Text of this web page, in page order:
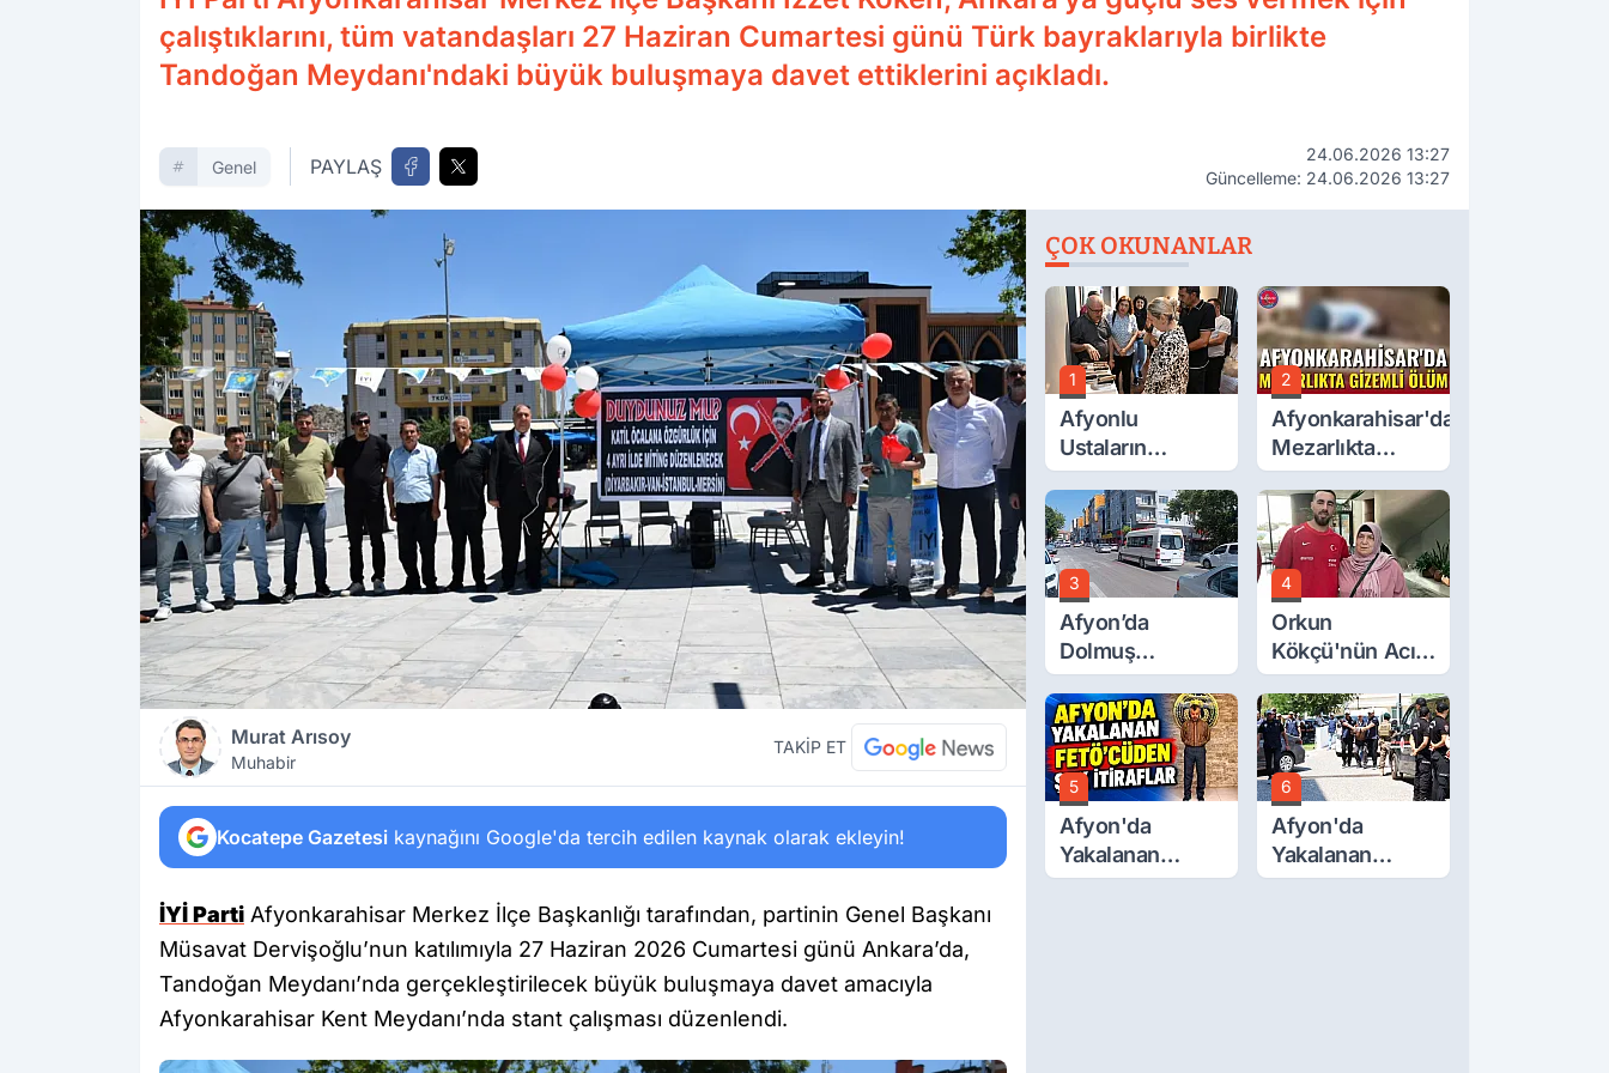
çalıştıklarını, tüm vatandaşları 27 Haziran Cumartesi günü Türk bayraklarıyla birlikte
Tandoğan Meydanı'ndaki büyük buluşmaya davet ettiklerini açıkladı.
Genel PAYLAŞ
24.06.2026 13:27
Güncelleme: 24.06.2026 13:27
Murat Arısoy
Muhabir
TAKİP ET
Kocatepe Gazetesi kaynağını Google'da tercih edilen kaynak olarak ekleyin!
İYİ Parti Afyonkarahisar Merkez İlçe Başkanlığı tarafından, partinin Genel Başkanı
Müsavat Dervişoğlu’nun katılımıyla 27 Haziran 2026 Cumartesi günü Ankara’da,
Tandoğan Meydanı’nda gerçekleştirilecek büyük buluşmaya davet amacıyla
Afyonkarahisar Kent Meydanı’nda stant çalışması düzenlendi.
ÇOK OKUNANLAR
1
Afyonlu
Ustaların
Eserleri
Görücüye Çıktı
2
Afyonkarahisar'da
Mezarlıkta
Gizemli Ölüm
3
Afyon’da
Dolmuş
Ücretlerine
Yüzde 40 Zam
Talebi
4
Orkun
Kökçü'nün Acı
Günü... Cenaze
Namazı
Emirdağ'da
5
Afyon'da
Yakalanan
FETÖ'Cüden
6
Afyon'da
Yakalanan
FETÖ'cü